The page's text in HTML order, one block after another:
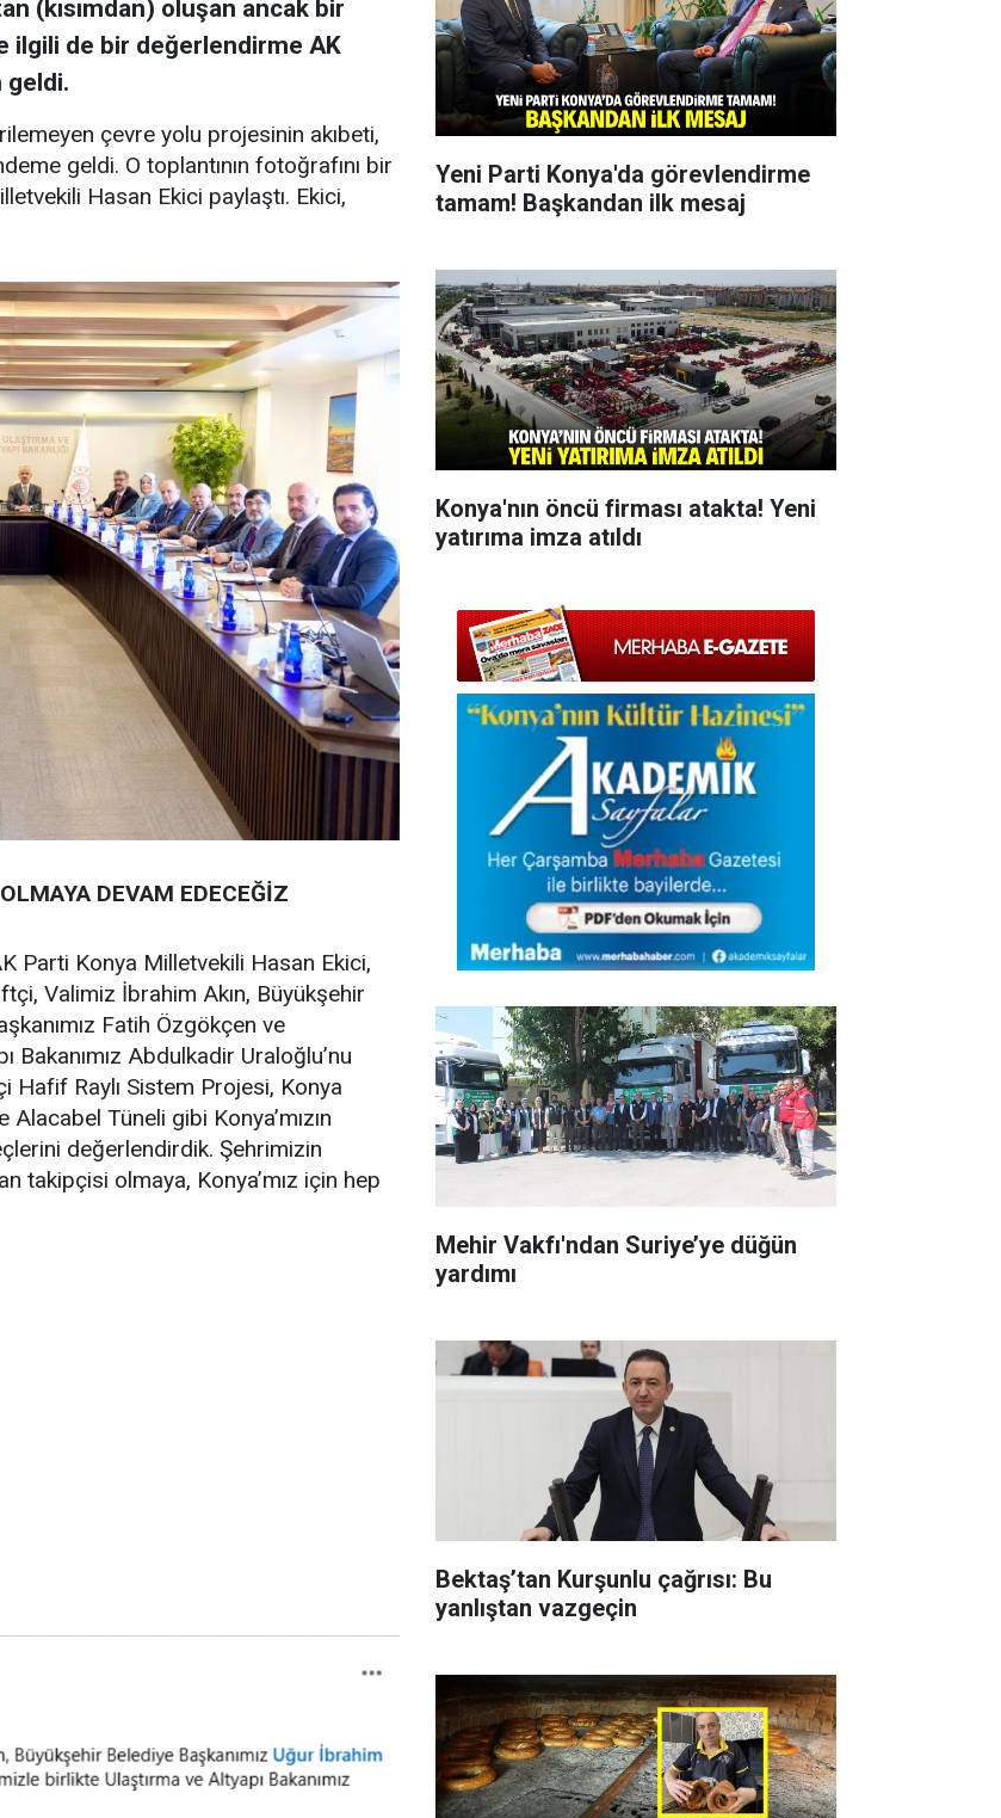
(kısımdan) oluşan ancak bir
de bir değerlendirme AK
geldi.
çevre yolu projesinin akıbeti,
geldi. O toplantının fotoğrafını bir
Hasan Ekici paylaştı. Ekici,
DEVAM EDECEĞİZ
Parti Konya Milletvekili Hasan Ekici,
Valimiz İbrahim Akın, Büyükşehir
Fatih Özgökçen ve
Bakanımız Abdulkadir Uraloğlu’nu
Hafif Raylı Sistem Projesi, Konya
Alacabel Tüneli gibi Konya’mızın
değerlendirdik. Şehrimizin
takipçisi olmaya, Konya’mız için hep
Yeni Parti Konya'da görevlendirme
tamam! Başkandan ilk mesaj
Konya'nın öncü firması atakta! Yeni
yatırıma imza atıldı
Mehir Vakfı'ndan Suriye’ye düğün
yardımı
Bektaş’tan Kurşunlu çağrısı: Bu
yanlıştan vazgeçin